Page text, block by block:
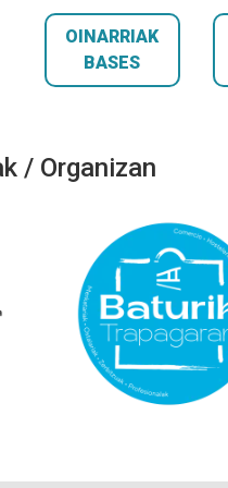
OINARRIAK
BASES
/ Organizan